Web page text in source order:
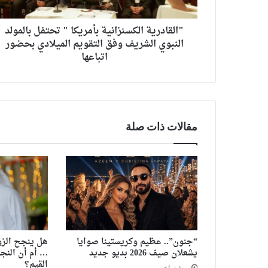
"القادرية الكسنزانية بأمريكا " تحتفل بالمولد
النبوي الشريف وفق التقويم الميلادي بحضور
اتباعها
مقالات ذات صلة
“جنون”.. عظيم وكريستينا صوايا
يشعلان صيف 2026 بديو جديد
هل ينجح
… أم أن